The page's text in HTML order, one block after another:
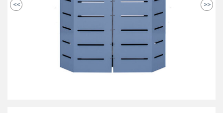
<< >>